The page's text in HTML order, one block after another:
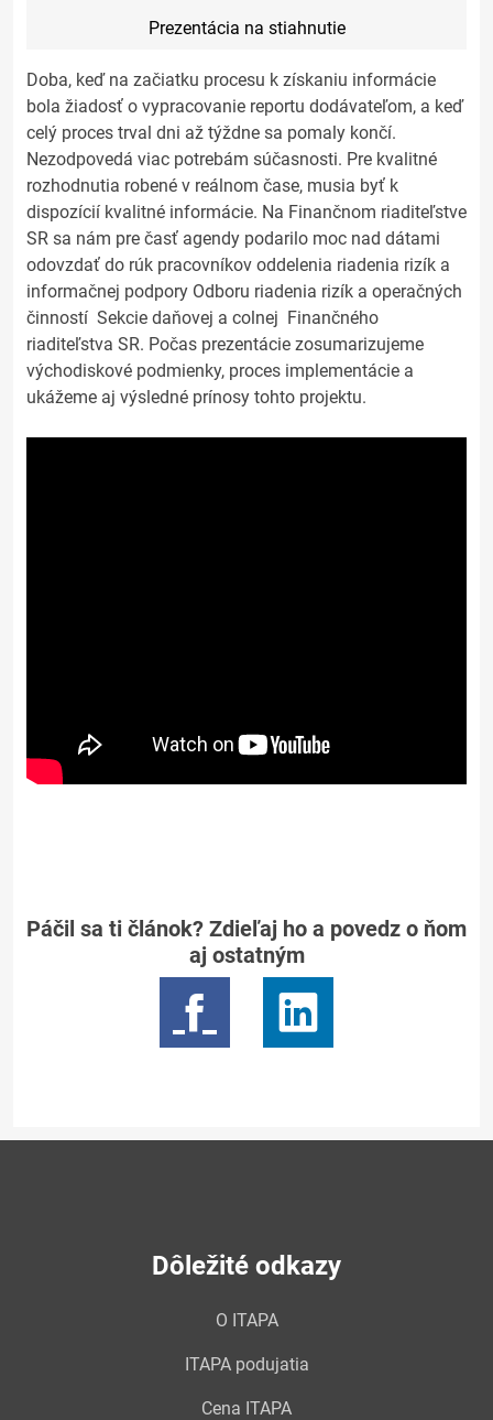
Prezentácia na stiahnutie
Doba, keď na začiatku procesu k získaniu informácie
bola žiadosť o vypracovanie reportu dodávateľom, a keď
celý proces trval dni až týždne sa pomaly končí.
Nezodpovedá viac potrebám súčasnosti. Pre kvalitné
rozhodnutia robené v reálnom čase, musia byť k
dispozícií kvalitné informácie. Na Finančnom riaditeľstve
SR sa nám pre časť agendy podarilo moc nad dátami
odovzdať do rúk pracovníkov oddelenia riadenia rizík a
informačnej podpory Odboru riadenia rizík a operačných
činností Sekcie daňovej a colnej Finančného
riaditeľstva SR. Počas prezentácie zosumarizujeme
východiskové podmienky, proces implementácie a
ukážeme aj výsledné prínosy tohto projektu.
Páčil sa ti článok? Zdieľaj ho a povedz o ňom
aj ostatným
Dôležité odkazy
O ITAPA
ITAPA podujatia
Cena ITAPA